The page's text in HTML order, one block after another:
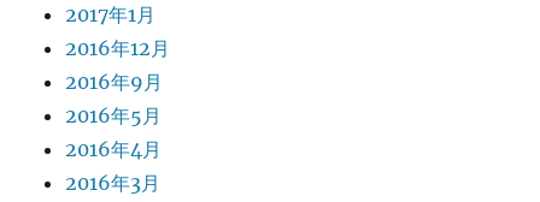
2017年1月
2016年12月
2016年9月
2016年5月
2016年4月
2016年3月